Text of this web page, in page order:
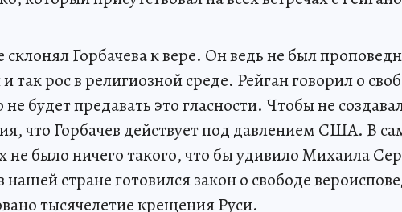
склонял Горбачева к вере. Он ведь не был
так рос в религиозной среде. Рейган говорил о
не будет предавать это гласности. Чтобы не
что Горбачев действует под давлением США. В
не было ничего такого, что бы удивило Михаила
нашей стране готовился закон о свободе
тысячелетие крещения Руси.